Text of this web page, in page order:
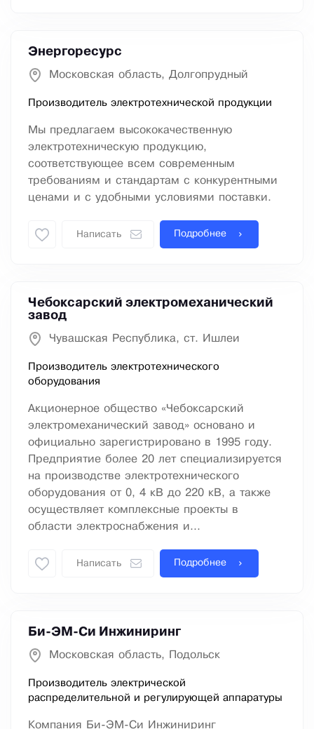
Энергоресурс
Московская область, Долгопрудный
Производитель электротехнической продукции
Мы предлагаем высококачественную
электротехническую продукцию,
соответствующее всем современным
требованиям и стандартам с конкурентными
ценами и с удобными условиями поставки.
Написать Подробнее
Чебоксарский электромеханический
завод
Чувашская Республика, ст. Ишлеи
Производитель электротехнического
оборудования
Акционерное общество «Чебоксарский
электромеханический завод» основано и
официально зарегистрировано в 1995 году.
Предприятие более 20 лет специализируется
на производстве электротехнического
оборудования от 0, 4 кВ до 220 кВ, а также
осуществляет комплексные проекты в
области электроснабжения и...
Написать Подробнее
Би-ЭМ-Си Инжиниринг
Московская область, Подольск
Производитель электрической
распределительной и регулирующей аппаратуры
Компания Би-ЭМ-Си Инжиниринг